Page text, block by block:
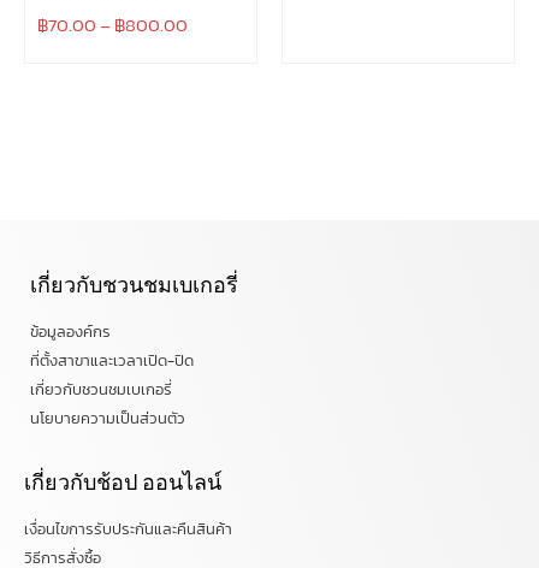
฿70.00– ฿800.00
เกี่ยวกับชวนชมเบเกอรี่
ข้อมูลองค์กร
ที่ตั้งสาขาและเวลาเปิด-ปิด
เกี่ยวกับชวนชมเบเกอรี่
นโยบายความเป็นส่วนตัว
เกี่ยวกับช้อป ออนไลน์
เงื่อนไขการรับประกันและคืนสินค้า
วิธีการสั่งซื้อ